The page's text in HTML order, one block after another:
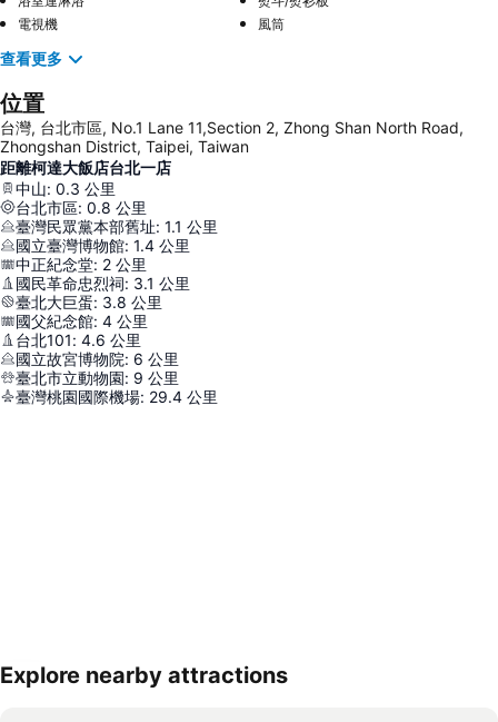
電視機
風筒
查看更多
位置
台灣, 台北市區, No.1 Lane 11,Section 2, Zhong Shan North Road,
Zhongshan District, Taipei, Taiwan
距離柯達大飯店台北一店
中山: 0.3 公里
台北市區: 0.8 公里
臺灣民眾黨本部舊址: 1.1 公里
國立臺灣博物館: 1.4 公里
中正紀念堂: 2 公里
國民革命忠烈祠: 3.1 公里
臺北大巨蛋: 3.8 公里
國父紀念館: 4 公里
台北101: 4.6 公里
國立故宮博物院: 6 公里
臺北市立動物園: 9 公里
臺灣桃園國際機場: 29.4 公里
展開地圖
Explore nearby attractions